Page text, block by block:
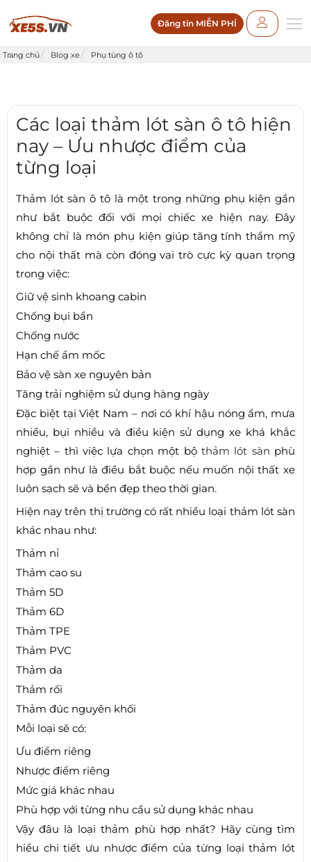
Đăng tin MIỄN PHÍ
Trang chủ Blog xe Phụ tùng ô tô
Các loại thảm lót sàn ô tô hiện
nay – Ưu nhược điểm của
từng loại
Thảm lót sàn ô tô là một trong những phụ kiện gần
như bắt buộc đối với mọi chiếc xe hiện nay. Đây
không chỉ là món phụ kiện giúp tăng tính thẩm mỹ
cho nội thất mà còn đóng vai trò cực kỳ quan trọng
trong việc:
Giữ vệ sinh khoang cabin
Chống bụi bẩn
Chống nước
Hạn chế ẩm mốc
Bảo vệ sàn xe nguyên bản
Tăng trải nghiệm sử dụng hàng ngày
Đặc biệt tại Việt Nam – nơi có khí hậu nóng ẩm, mưa
nhiều, bụi nhiều và điều kiện sử dụng xe khá khắc
nghiệt – thì việc lựa chọn một bộ thảm lót sàn phù
hợp gần như là điều bắt buộc nếu muốn nội thất xe
luôn sạch sẽ và bền đẹp theo thời gian.
Hiện nay trên thị trường có rất nhiều loại thảm lót sàn
khác nhau như:
Thảm nỉ
Thảm cao su
Thảm 5D
Thảm 6D
Thảm TPE
Thảm PVC
Thảm da
Thảm rối
Thảm đúc nguyên khối
Mỗi loại sẽ có:
Ưu điểm riêng
Nhược điểm riêng
Mức giá khác nhau
Phù hợp với từng nhu cầu sử dụng khác nhau
Vậy đâu là loại thảm phù hợp nhất? Hãy cùng tìm
hiểu chi tiết ưu nhược điểm của từng loại thảm lót